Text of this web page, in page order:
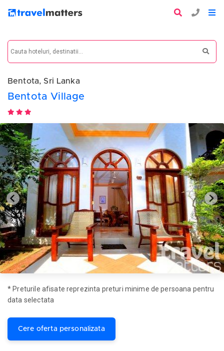
Bentota, Sri Lanka
Bentota Village
* Preturile afisate reprezinta preturi minime de persoana pentru
data selectata
Cere oferta personalizata